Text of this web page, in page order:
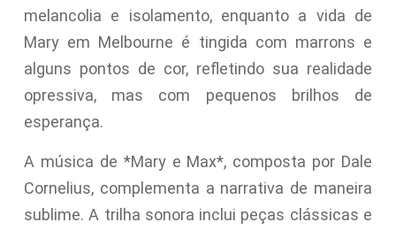
melancolia e isolamento, enquanto a vida de
Mary em Melbourne é tingida com marrons e
alguns pontos de cor, refletindo sua realidade
opressiva, mas com pequenos brilhos de
esperança.
A música de *Mary e Max*, composta por Dale
Cornelius, complementa a narrativa de maneira
sublime. A trilha sonora inclui peças clássicas e